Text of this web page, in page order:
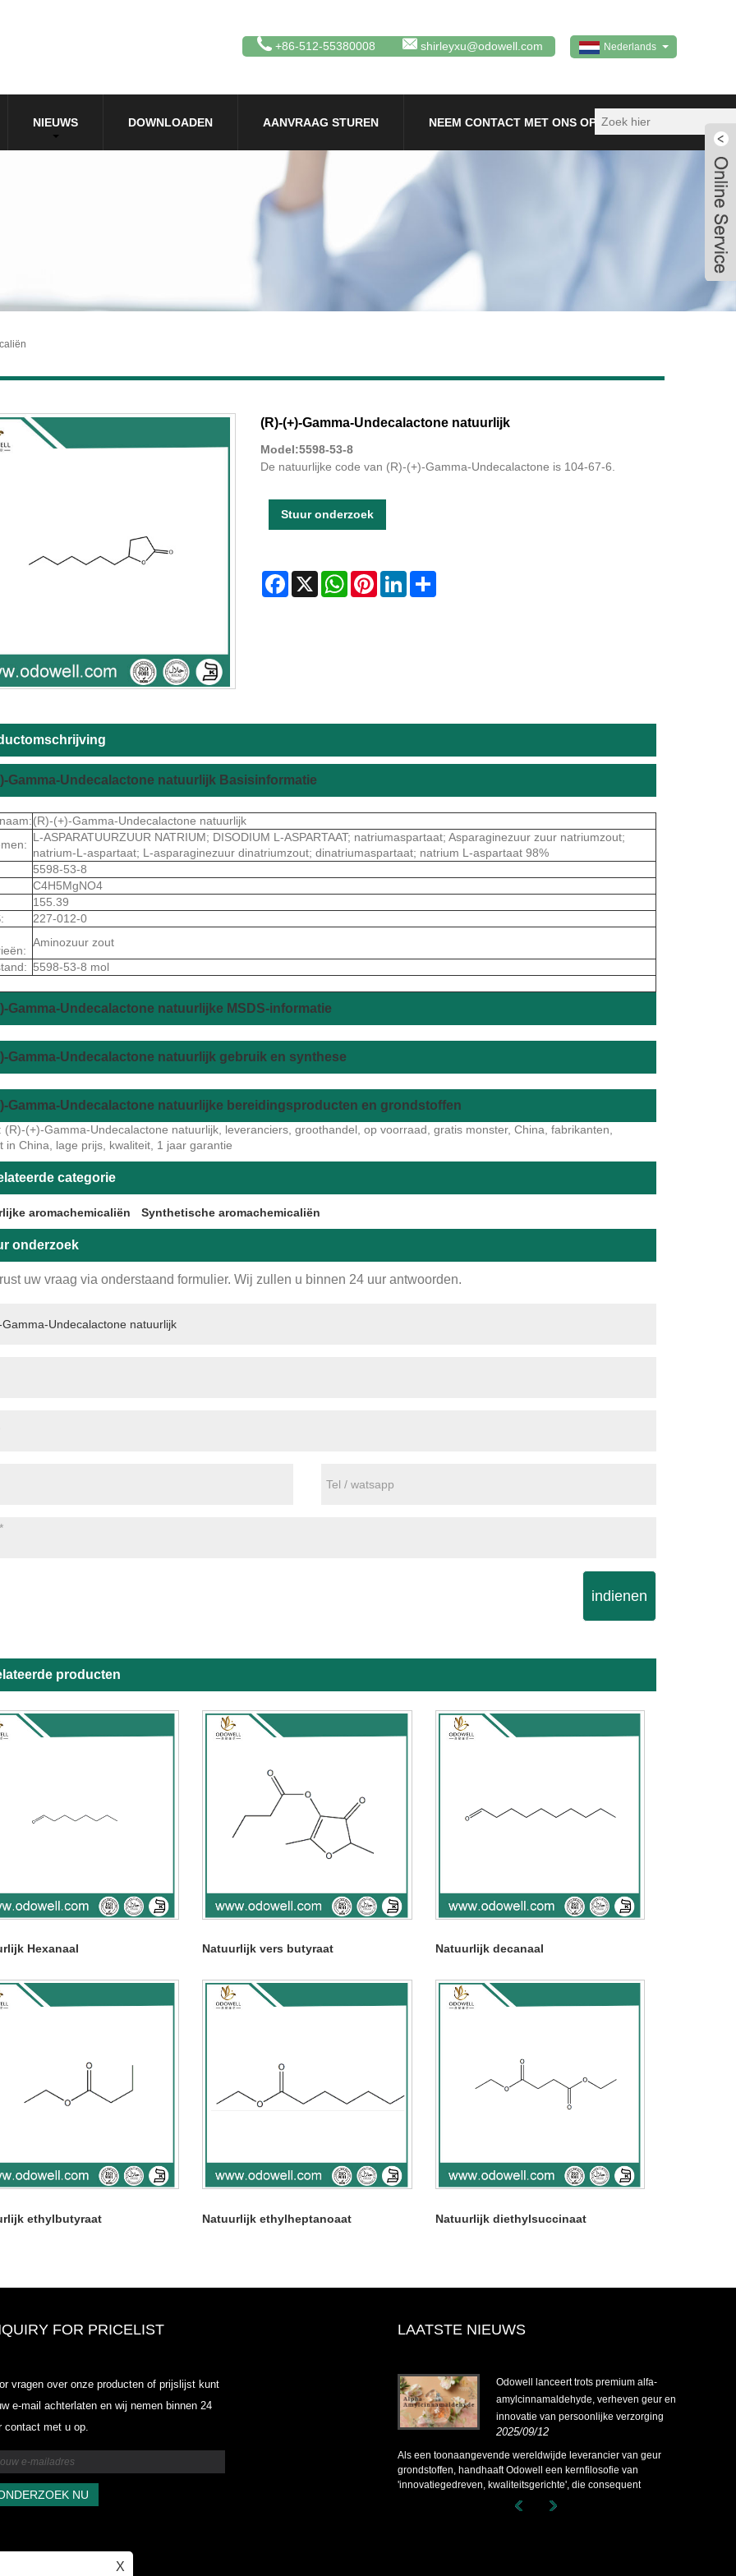
Nederlands
+86-512-55380008 shirleyxu@odowell.com
NIEUWS DOWNLOADEN AANVRAAG STUREN NEEM CONTACT MET ONS OP
(R)-(+)-Gamma-Undecalactone natuurlijk
Model:5598-53-8
De natuurlijke code van (R)-(+)-Gamma-Undecalactone is 104-67-6.
Stuur onderzoek
Facebook
X WhatsAppPinterestLinkedInShare
Gamma-Undecalactone natuurlijk Basisinformatie
(R)-(+)-Gamma-Undecalactone natuurlijk
L-ASPARATUURZUUR NATRIUM; DISODIUM L-ASPARTAAT; natriumaspartaat; Asparaginezuur zuur natriumzout;
natrium-L-aspartaat; L-asparaginezuur dinatriumzout; dinatriumaspartaat; natrium L-aspartaat 98%
5598-53-8
C4H5MgNO4
155.39
227-012-0
Aminozuur zout
5598-53-8 mol
Gamma-Undecalactone natuurlijke MSDS-informatie
Gamma-Undecalactone natuurlijk gebruik en synthese
Gamma-Undecalactone natuurlijke bereidingsproducten en grondstoffen
(R)-(+)-Gamma-Undecalactone natuurlijk, leveranciers, groothandel, op voorraad, gratis monster, China, fabrikanten,
in China, lage prijs, kwaliteit, 1 jaar garantie
categorie
aromachemicaliën Synthetische aromachemicaliën
onderzoek
uw vraag via onderstaand formulier. Wij zullen u binnen 24 uur antwoorden.
indienen
producten
Hexanaal Natuurlijk vers butyraat Natuurlijk decanaal
ethylbutyraat Natuurlijk ethylheptanoaat Natuurlijk diethylsuccinaat
FOR PRICELIST
vragen over onze producten of prijslijst kunt
e-mail achterlaten en wij nemen binnen 24
contact met u op.
LAATSTE NIEUWS
Odowell-Market Prijslijst-2025.6.14-
2025.07.25
Odowell lanceert trots premium alfa-
amylcinnamaldehyde, verheven geur en
innovatie van persoonlijke verzorging
2025/09/12
Als een toonaangevende wereldwijde leverancier van geur
grondstoffen, handhaaft Odowell een kernfilosofie van
'innovatiegedreven, kwaliteitsgerichte', die consequent
superieure geuroplossingen levert aan klanten wereldwijd.
X